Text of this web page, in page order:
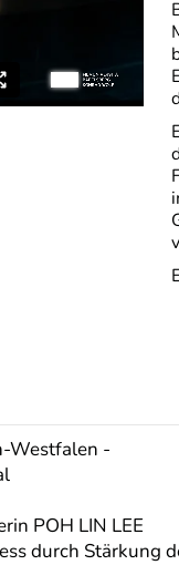
Westfalen -
POH LIN LEE
durch